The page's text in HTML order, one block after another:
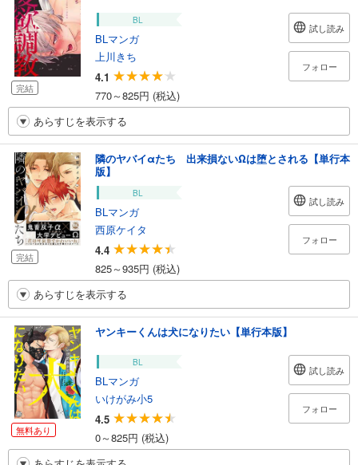
完結
BL
BLマンガ
上川きち
4.1
770～825円 (税込)
試し読み
フォロー
あらすじを表示する
完結
隣のヤバイαたち 出来損ないΩは堕とされる【単行本
版】
BL
BLマンガ
西原ケイタ
4.4
825～935円 (税込)
試し読み
フォロー
あらすじを表示する
無料あり
ヤンキーくんは犬になりたい【単行本版】
BL
BLマンガ
いけがみ小5
4.5
0～825円 (税込)
試し読み
フォロー